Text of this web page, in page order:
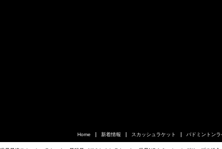
Home 新着情報 スカッシュラケット バドミントン